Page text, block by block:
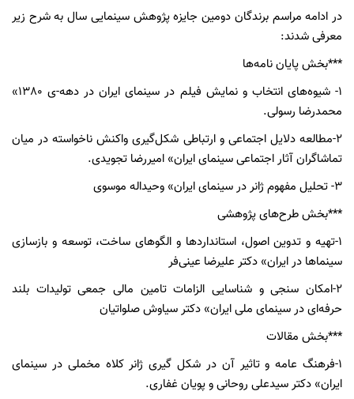
در ادامه مراسم برندگان دومین جایزه پژوهش سینمایی سال به شرح زیر
معرفی شدند:
***بخش پایان نامه‌ها
1- شیوه‌های انتخاب و نمایش فیلم در سینمای ایران در دهه-ی 1380»
محمدرضا رسولی.
2-مطالعه دلایل اجتماعی و ارتباطی شکل‌گیری واکنش ناخواسته در میان
تماشاگران آثار اجتماعی سینمای ایران» امیررضا تجویدی.
3- تحلیل مفهوم ژانر در سینمای ایران» وحیداله موسوی
***بخش طرح‌های پژوهشی
1-تهیه و تدوین اصول، استانداردها و الگوهای ساخت، توسعه و بازسازی
سینماها در ایران» دکتر علیرضا عینی‌فر
2-امکان سنجی و شناسایی الزامات تامین مالی جمعی تولیدات بلند
حرفه‌ای در سینمای ملی ایران» دکتر سیاوش صلواتیان
***بخش مقالات
1-فرهنگ عامه و تاثیر آن در شکل گیری ژانر کلاه مخملی در سینمای
ایران» دکتر سیدعلی روحانی و پویان غفاری.